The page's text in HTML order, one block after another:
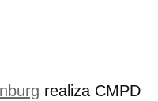
realiza CMPD